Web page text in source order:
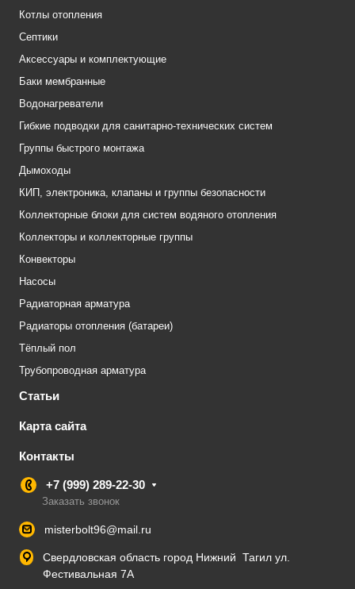
Котлы отопления
Септики
Аксессуары и комплектующие
Баки мембранные
Водонагреватели
Гибкие подводки для санитарно-технических систем
Группы быстрого монтажа
Дымоходы
КИП, электроника, клапаны и группы безопасности
Коллекторные блоки для систем водяного отопления
Коллекторы и коллекторные группы
Конвекторы
Насосы
Радиаторная арматура
Радиаторы отопления (батареи)
Тёплый пол
Трубопроводная арматура
Статьи
Карта сайта
Контакты
+7 (999) 289-22-30
Заказать звонок
misterbolt96@mail.ru
Свердловская область город Нижний Тагил ул.
Фестивальная 7А